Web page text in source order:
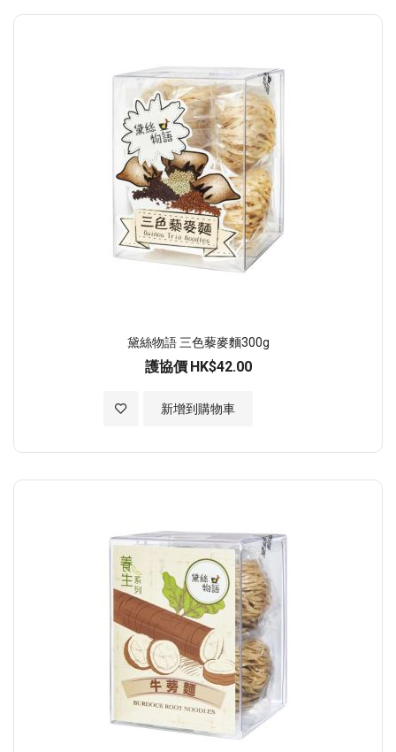
黛絲物語 三色藜麥麵300g
護協價 HK$42.00
新增到購物車
加入至願望清單